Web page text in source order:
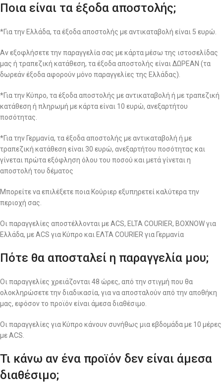
Ποια είναι τα έξοδα αποστολής;
*Για την Ελλάδα, τα έξοδα αποστολής με αντικαταβολή είναι 5 ευρώ.
Αν εξοφλήσετε την παραγγελία σας με κάρτα μέσω της ιστοσελίδας
μας ή τραπεζική κατάθεση, τα έξοδα αποστολής είναι ΔΩΡΕΑΝ (τα
δωρεάν έξοδα αφορούν μόνο παραγγελίες της Ελλάδας).
*Για την Κύπρο, τα έξοδα αποστολής με αντικαταβολή ή με τραπεζική
κατάθεση ή πληρωμή με κάρτα είναι 10 ευρώ, ανεξαρτήτου
ποσότητας.
*Για την Γερμανία, τα έξοδα αποστολής με αντικαταβολή ή με
τραπεζική κατάθεση είναι 30 ευρώ, ανεξαρτήτου ποσότητας και
γίνεται πρώτα εξόφληση όλου του ποσού και μετά γίνεται η
αποστολή του δέματος
Μπορείτε να επιλέξετε ποια Κούριερ εξυπηρετεί καλύτερα την
περιοχή σας.
Οι παραγγελίες αποστέλλονται με ACS, ELTA COURIER, BOXNOW για
Ελλάδα, με ACS για Κύπρο και ΕΛΤΑ COURIER για Γερμανία
Πότε θα αποσταλεί η παραγγελία μου;
Οι παραγγελίες χρειάζονται 48 ώρες, από την στιγμή που θα
ολοκληρώσετε την διαδικασία, για να αποσταλούν από την αποθήκη
μας, εφόσον το προϊόν είναι άμεσα διαθέσιμο.
Οι παραγγελίες για Κύπρο κάνουν συνήθως μια εβδομάδα με 10 μέρες
με ACS.
Τι κάνω αν ένα προϊόν δεν είναι άμεσα
διαθέσιμο;